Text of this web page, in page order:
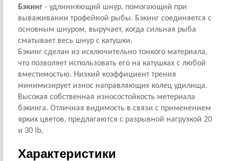
Бэкинг - удлинняющий шнур, помогающий при
вываживании трофейной рыбы. Бэкинг соединяется с
основным шнуром, выручает, когда сильная рыба
сматывает весь шнур с катушки.
Бэкинг сделан из исключительно тонкого материала,
что позволяет использовать его на катушках с любой
вместимостью. Низкий коэффициент трения
минимизирует износ направляющих колец удилища.
Высокая собственная износостойкость метериала
бэкинга. Отличная видимость в связи с применением
ярких цветов, предлагаются с разрывной нагрузкой 20
и 30 lb.
Характеристики